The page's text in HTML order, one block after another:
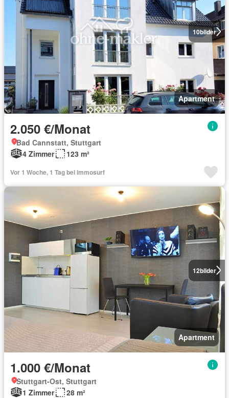
10bilder
Apartment
2.050 €/Monat
Bad Cannstatt, Stuttgart
4 Zimmer
123 m²
Vor 1 Woche, 1 Tag bei immosurf
12bilder
Apartment
1.000 €/Monat
Stuttgart-Ost, Stuttgart
1 Zimmer
28 m²